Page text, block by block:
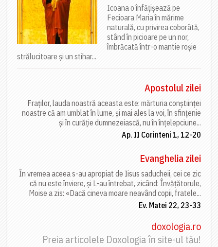
Icoana o înfățișează pe
Fecioara Maria în mărime
naturală, cu privirea coborâtă,
stând în picioare pe un nor,
îmbrăcată într-o mantie roșie
strălucitoare și un stihar...
Apostolul zilei
Fraților, lauda noastră aceasta este: mărturia conștiinței
noastre că am umblat în lume, și mai ales la voi, în sfințenie
și în curăție dumnezeiască, nu în înțelepciune...
Ap. II Corinteni 1, 12-20
Evanghelia zilei
În vremea aceea s-au apropiat de Iisus saducheii, cei ce zic
că nu este înviere, și L-au întrebat, zicând: Învățătorule,
Moise a zis: «Dacă cineva moare neavând copii, fratele...
Ev. Matei 22, 23-33
doxologia.ro
Preia articolele Doxologia în site-ul tău!